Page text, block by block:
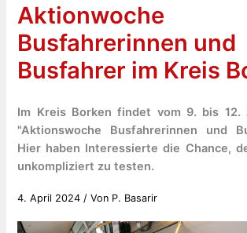
Aktionwoche
Busfahrerinnen und
Busfahrer im Kreis
Im Kreis Borken findet vom 9. bis 12.
"Aktionswoche Busfahrerinnen und
Hier haben Interessierte die Chance,
unkompliziert zu testen.
4. April 2024 / Von P. Basarir